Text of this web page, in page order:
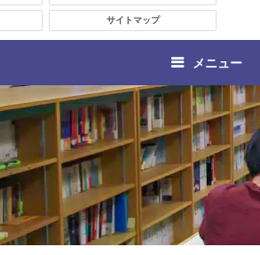
サイトマップ
メニュー